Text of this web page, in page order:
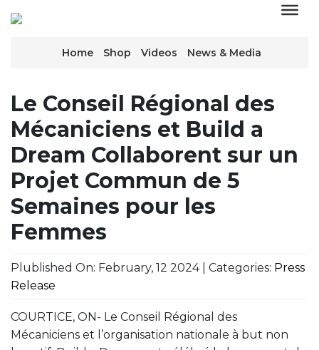
Home Shop Videos News & Media
Le Conseil Régional des
Mécaniciens et Build a
Dream Collaborent sur un
Projet Commun de 5
Semaines pour les
Femmes
Plublished On: February, 12 2024 | Categories: Press
Release
COURTICE, ON- Le Conseil Régional des
Mécaniciens et l’organisation nationale à but non